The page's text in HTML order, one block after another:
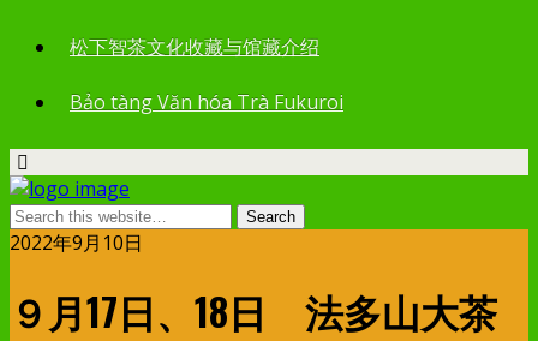
松下智茶文化收藏与馆藏介绍
Bảo tàng Văn hóa Trà Fukuroi
2022年9月10日
９月17日、18日 法多山大茶